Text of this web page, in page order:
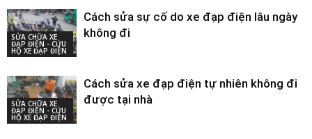
SỬA CHỮA XE
ĐẠP ĐIỆN - CỨU
HỘ XE ĐẠP ĐIỆN
Cách sửa sự cố do xe đạp điện lâu ngày
không đi
SỬA CHỮA XE
ĐẠP ĐIỆN - CỨU
HỘ XE ĐẠP ĐIỆN
Cách sửa xe đạp điện tự nhiên không đi
được tại nhà